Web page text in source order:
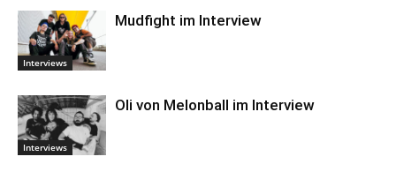
Interviews
Mudfight im Interview
Interviews
Oli von Melonball im Interview